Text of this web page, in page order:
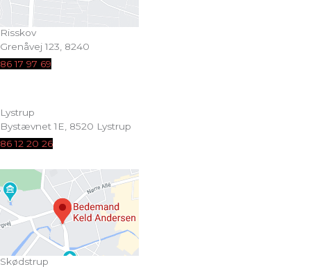
Risskov
Grenåvej 123, 8240
86 17 97 69
Lystrup
Bystævnet 1E, 8520 Lystrup
86 12 20 26
Skødstrup